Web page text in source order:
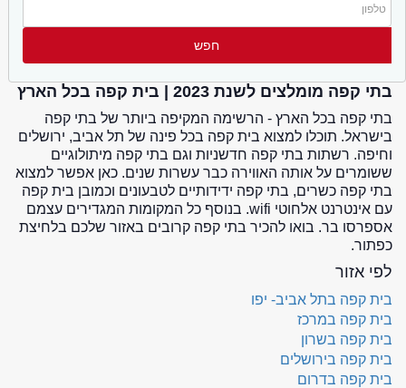
בתי קפה מומלצים לשנת 2023 | בית קפה בכל הארץ
בתי קפה בכל הארץ - הרשימה המקיפה ביותר של בתי קפה
בישראל. תוכלו למצוא בית קפה בכל פינה של תל אביב, ירושלים
וחיפה. רשתות בתי קפה חדשניות וגם בתי קפה מיתולוגיים
ששומרים על אותה האווירה כבר עשרות שנים. כאן אפשר למצוא
בתי קפה כשרים, בתי קפה ידידותיים לטבעונים וכמובן בית קפה
עם אינטרנט אלחוטי wifi. בנוסף כל המקומות המגדירים עצמם
אספרסו בר. בואו להכיר בתי קפה קרובים באזור שלכם בלחיצת
כפתור.
לפי אזור
בית קפה בתל אביב- יפו
בית קפה במרכז
בית קפה בשרון
בית קפה בירושלים
בית קפה בדרום